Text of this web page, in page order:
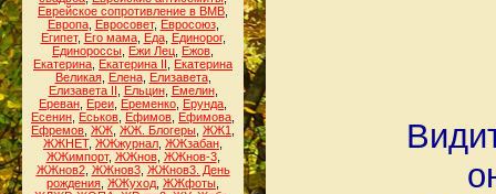
Еврейское сопротивление в ВМВ
Европа, Евросовет, Евросоюз,
Египет, Его мама, Еда, Единорог,
Единороссы Ежи Лец Ежов
Екатерина Екатерина II
Екатерина
Великая, Елена, Елизавета,
Елизавета II
Ельцин, Емелин,
Ереван Ереи Еременко Ерунда
Есенин Еськов Ефимов Ефимова
Ефремов ЖЖ ЖЖ. Блогеры ЖЖ1
ЖЖНЕТ, ЖЖжурнал ЖЖзабан
ЖЖимпорт, ЖЖнов, ЖЖнов-3,
ЖЖнов2, ЖЖнов3, ЖЖнов3. День
рождения ЖЖуход ЖЖфоты